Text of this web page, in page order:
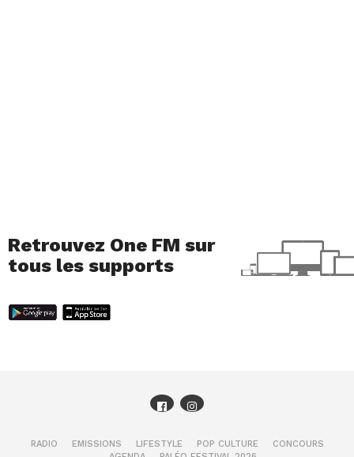
Retrouvez One FM sur
tous les supports
RADIO EMISSIONS LIFESTYLE POP CULTURE
CONCOURS